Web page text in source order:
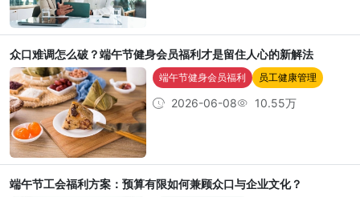
众口难调怎么破？端午节健身会员福利才是留住人心的新解法
端午节健身会员福利 员工健康管理
2026-06-08 10.55万
端午节工会福利方案：预算有限如何兼顾众口与企业文化？